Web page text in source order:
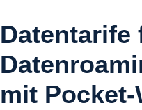
Datentarife
mit